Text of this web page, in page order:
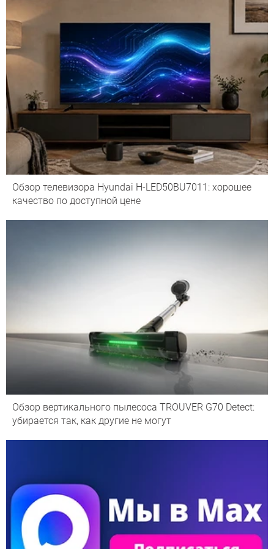
Обзор телевизора Hyundai H-LED50BU7011: хорошее
качество по доступной цене
Обзор вертикального пылесоса TROUVER G70 Detect:
убирается так, как другие не могут